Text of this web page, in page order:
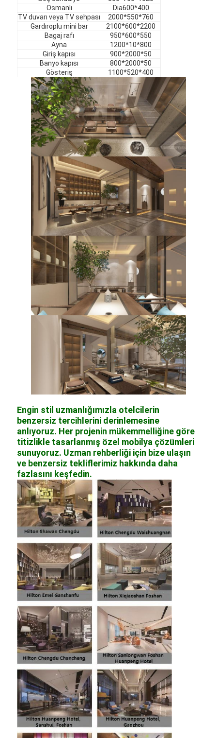
Osmanlı
Dia600*400
TV duvarı veya TV sehpası
2000*550*760
Gardıroplu mini bar
2100*600*2200
Bagaj rafı
950*600*550
Ayna
1200*10*800
Giriş kapısı
900*2000*50
Banyo kapısı
800*2000*50
Gösteriş
1100*520*400
Engin stil uzmanlığımızla otelcilerin
benzersiz tercihlerini derinlemesine
anlıyoruz. Her projenin mükemmelliğine göre
titizlikle tasarlanmış özel mobilya çözümleri
sunuyoruz. Uzman rehberliği için bize ulaşın
ve benzersiz tekliflerimiz hakkında daha
fazlasını keşfedin.